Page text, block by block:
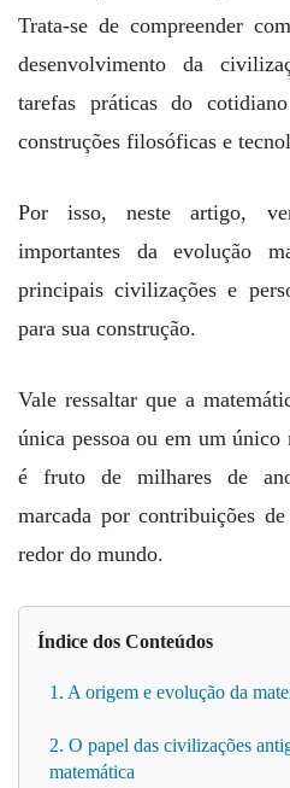
Trata-se de compreender
desenvolvimento da
tarefas práticas do
construções filosóficas e
Por isso, neste artigo,
importantes da evolução
principais civilizações e
para sua construção.
Vale ressaltar que a
única pessoa ou em um
é fruto de milhares de
marcada por contribuições
redor do mundo.
Índice dos Conteúdos
1. A origem e evolução da
2. O papel das civilizações
matemática